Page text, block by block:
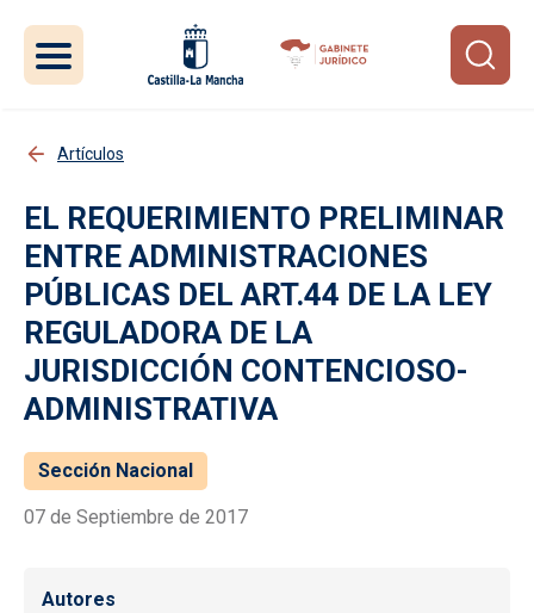
Artículos
EL REQUERIMIENTO PRELIMINAR
ENTRE ADMINISTRACIONES
PÚBLICAS DEL ART.44 DE LA LEY
REGULADORA DE LA
JURISDICCIÓN CONTENCIOSO-
ADMINISTRATIVA
Sección Nacional
07 de Septiembre de 2017
Autores